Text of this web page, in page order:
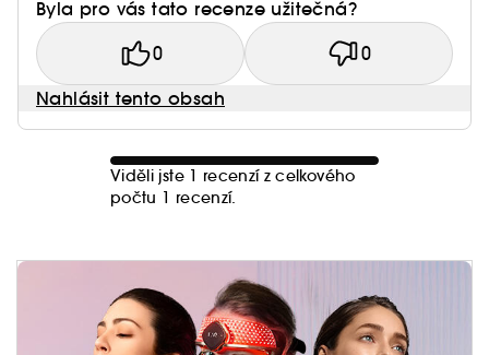
Byla pro vás tato recenze užitečná?
0 0
Nahlásit tento obsah
Viděli jste 1 recenzí z celkového
počtu 1 recenzí.